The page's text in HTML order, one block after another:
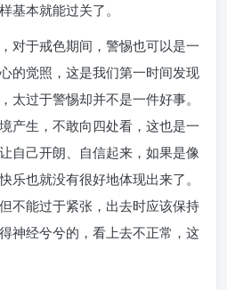
基本就能过关了。
对于戒色期间，警惕也可以是一
的觉照，这是我们第一时间发现
太过于警惕却并不是一件好事。
产生，不敢向四处看，这也是一
自己开朗、自信起来，如果是像
乐也就没有很好地体现出来了。
不能过于紧张，出去时应该保持
神经兮兮的，看上去不正常，这